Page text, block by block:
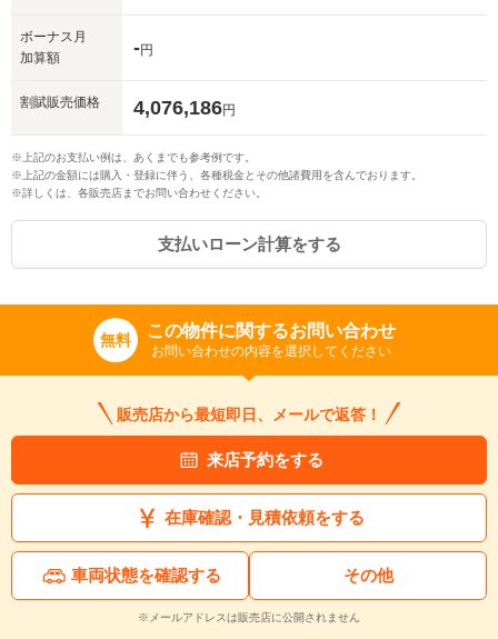
ボーナス月
加算額
-円
割賦販売価格 4,076,186円
※上記のお支払い例は、あくまでも参考例です。
※上記の金額には購入・登録に伴う、各種税金とその他諸費用を含んでおります。
※詳しくは、各販売店までお問い合わせください。
支払いローン計算をする
無料 この物件に関するお問い合わせ
お問い合わせの内容を選択してください
販売店から最短即日、メールで返答！
来店予約をする
在庫確認・見積依頼をする
車両状態を確認する その他
※メールアドレスは販売店に公開されません